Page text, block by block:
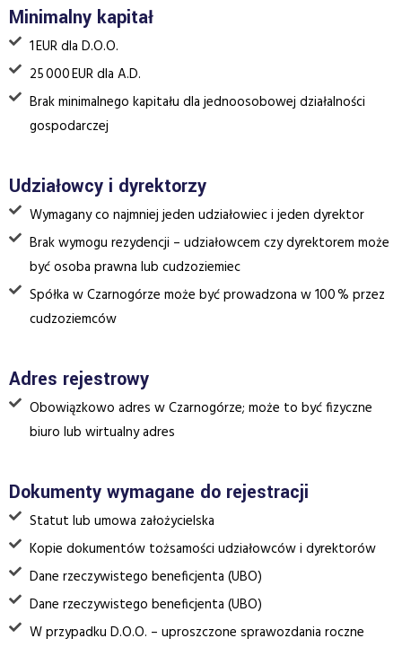
Minimalny kapitał
1 EUR dla D.O.O.
25 000 EUR dla A.D.
Brak minimalnego kapitału dla jednoosobowej działalności
gospodarczej
Udziałowcy i dyrektorzy
Wymagany co najmniej jeden udziałowiec i jeden dyrektor
Brak wymogu rezydencji – udziałowcem czy dyrektorem może
być osoba prawna lub cudzoziemiec
Spółka w Czarnogórze może być prowadzona w 100 % przez
cudzoziemców
Adres rejestrowy
Obowiązkowo adres w Czarnogórze; może to być fizyczne
biuro lub wirtualny adres
Dokumenty wymagane do rejestracji
Statut lub umowa założycielska
Kopie dokumentów tożsamości udziałowców i dyrektorów
Dane rzeczywistego beneficjenta (UBO)
Dane rzeczywistego beneficjenta (UBO)
W przypadku D.O.O. – uproszczone sprawozdania roczne